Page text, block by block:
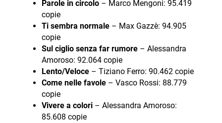
Parole in circolo – Marco Mengoni: 95.419
copie
Ti sembra normale – Max Gazzè: 94.905
copie
Sul ciglio senza far rumore – Alessandra
Amoroso: 92.064 copie
Lento/Veloce – Tiziano Ferro: 90.462 copie
Come nelle favole – Vasco Rossi: 88.779
copie
Vivere a colori – Alessandra Amoroso:
85.608 copie